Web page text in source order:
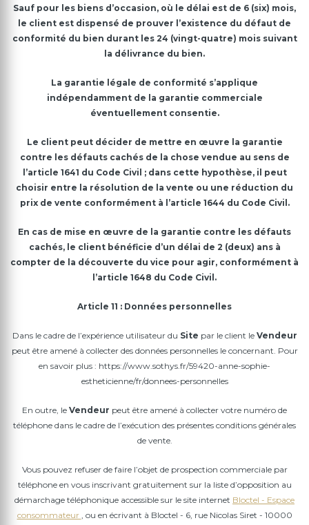
Sauf pour les biens d’occasion, où le délai est de 6 (six) mois,
le client est dispensé de prouver l’existence du défaut de
conformité du bien durant les 24 (vingt-quatre) mois suivant
la délivrance du bien.
La garantie légale de conformité s’applique
indépendamment de la garantie commerciale
éventuellement consentie.
Le client peut décider de mettre en œuvre la garantie
contre les défauts cachés de la chose vendue au sens de
l’article 1641 du Code Civil ; dans cette hypothèse, il peut
choisir entre la résolution de la vente ou une réduction du
prix de vente conformément à l’article 1644 du Code Civil.
En cas de mise en œuvre de la garantie contre les défauts
cachés, le client bénéficie d’un délai de 2 (deux) ans à
compter de la découverte du vice pour agir, conformément à
l’article 1648 du Code Civil.
Article 11 : Données personnelles
Dans le cadre de l’expérience utilisateur du Site par le client le Vendeur
peut être amené à collecter des données personnelles le concernant. Pour
en savoir plus : https://www.sothys.fr/59420-anne-sophie-
estheticienne/fr/donnees-personnelles
En outre, le Vendeur peut être amené à collecter votre numéro de
téléphone dans le cadre de l’exécution des présentes conditions générales
de vente.
Vous pouvez refuser de faire l’objet de prospection commerciale par
téléphone en vous inscrivant gratuitement sur la liste d’opposition au
démarchage téléphonique accessible sur le site internet Bloctel - Espace
consommateur , ou en écrivant à Bloctel - 6, rue Nicolas Siret - 10000